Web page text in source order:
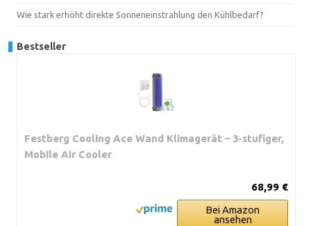
Wie stark erhöht direkte Sonneneinstrahlung den Kühlbedarf?
Bestseller
Festberg Cooling Ace Wand Klimagerät – 3-stufiger,
Mobile Air Cooler
68,99 €
Bei Amazon
ansehen